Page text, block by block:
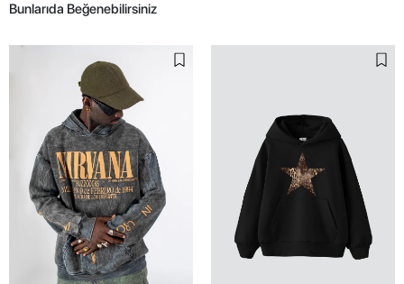
Bunlarıda Beğenebilirsiniz